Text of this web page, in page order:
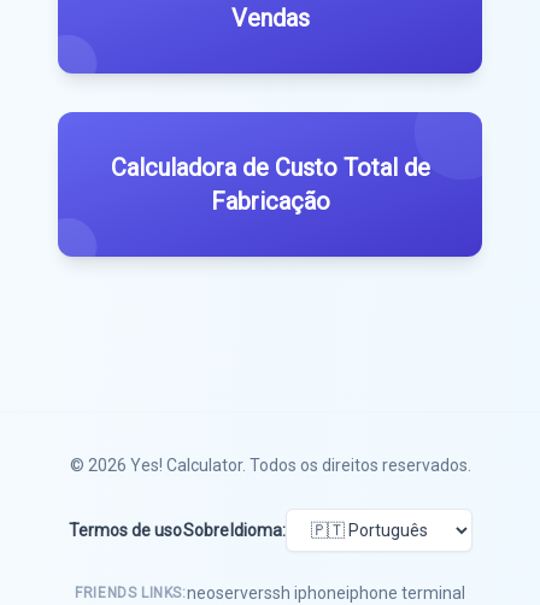
Vendas
Calculadora de Custo Total de
Fabricação
© 2026 Yes! Calculator. Todos os direitos reservados.
Termos de usoSobre Idioma:
FRIENDS LINKS:neoserverssh iphoneiphone terminal